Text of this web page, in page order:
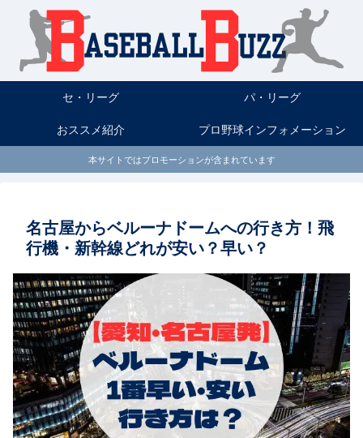
セ・リーグ パ・リーグ
おススメ紹介 プロ野球インフォメーション
本サイトではプロモーションが含まれています
名古屋からベルーナドームへの行き方！飛
行機・新幹線どれが安い？早い？